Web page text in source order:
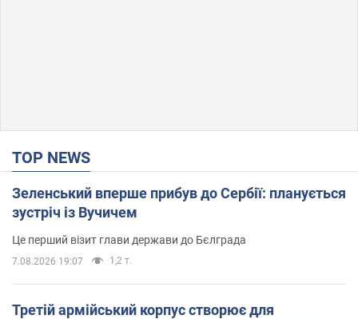
TOP NEWS
Зеленський вперше прибув до Сербії: планується
зустріч із Вучичем
Це перший візит глави держави до Бєлграда
7.08.2026 19:07 1,2 т.
Третій армійський корпус створює для